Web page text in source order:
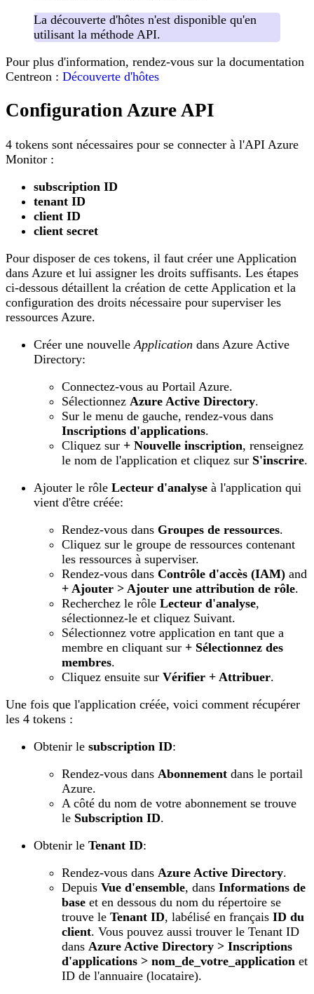
La découverte d'hôtes n'est disponible qu'en
utilisant la méthode API.
Pour plus d'information, rendez-vous sur la documentation
Centreon : Découverte d'hôtes
Configuration Azure API
4 tokens sont nécessaires pour se connecter à l'API Azure
Monitor :
subscription ID
tenant ID
client ID
client secret
Pour disposer de ces tokens, il faut créer une Application
dans Azure et lui assigner les droits suffisants. Les étapes
ci-dessous détaillent la création de cette Application et la
configuration des droits nécessaire pour superviser les
ressources Azure.
Créer une nouvelle Application dans Azure Active
Directory:
Connectez-vous au Portail Azure.
Sélectionnez Azure Active Directory.
Sur le menu de gauche, rendez-vous dans
Inscriptions d'applications.
Cliquez sur + Nouvelle inscription, renseignez
le nom de l'application et cliquez sur S'inscrire.
Ajouter le rôle Lecteur d'analyse à l'application qui
vient d'être créée:
Rendez-vous dans Groupes de ressources.
Cliquez sur le groupe de ressources contenant
les ressources à superviser.
Rendez-vous dans Contrôle d'accès (IAM) and
+ Ajouter > Ajouter une attribution de rôle.
Recherchez le rôle Lecteur d'analyse,
sélectionnez-le et cliquez Suivant.
Sélectionnez votre application en tant que a
membre en cliquant sur + Sélectionnez des
membres.
Cliquez ensuite sur Vérifier + Attribuer.
Une fois que l'application créée, voici comment récupérer
les 4 tokens :
Obtenir le subscription ID:
Rendez-vous dans Abonnement dans le portail
Azure.
A côté du nom de votre abonnement se trouve
le Subscription ID.
Obtenir le Tenant ID:
Rendez-vous dans Azure Active Directory.
Depuis Vue d'ensemble, dans Informations de
base et en dessous du nom du répertoire se
trouve le Tenant ID, labélisé en français ID du
client. Vous pouvez aussi trouver le Tenant ID
dans Azure Active Directory > Inscriptions
d'applications > nom_de_votre_application et
ID de l'annuaire (locataire).